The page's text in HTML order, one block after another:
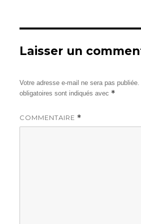
Laisser un
Votre adresse e-mail ne sera pas publiée.
obligatoires sont indiqués avec *
COMMENTAIRE *